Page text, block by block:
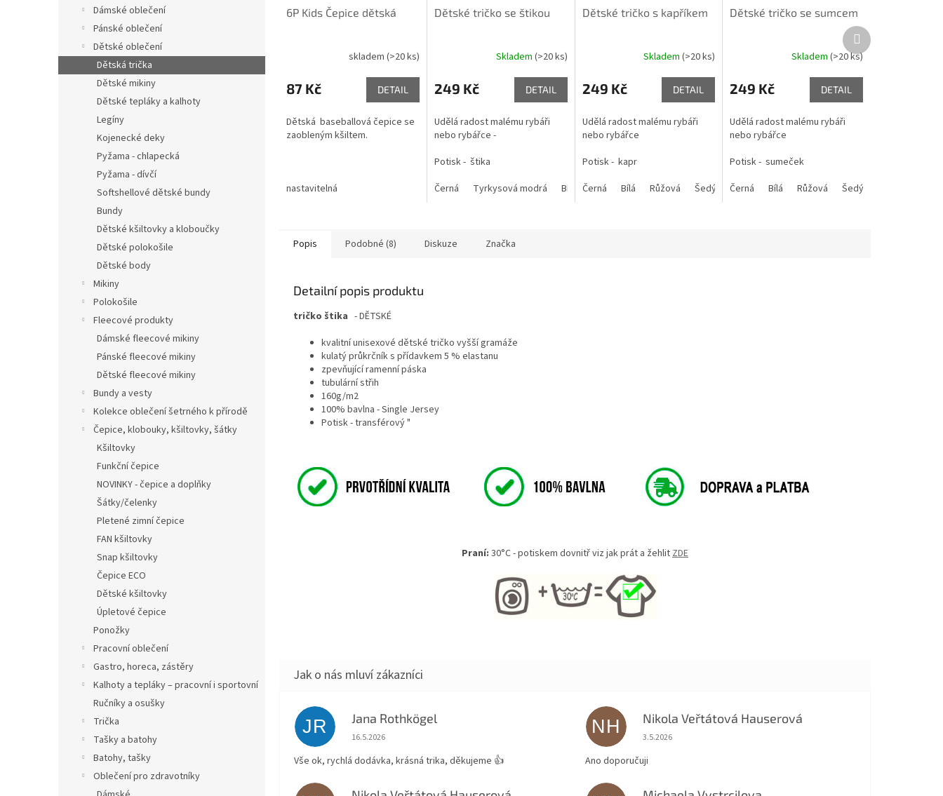
Dámské oblečení
Pánské oblečení
Dětské oblečení
Dětská trička
Dětské mikiny
Dětské tepláky a kalhoty
Legíny
Kojenecké deky
Pyžama - chlapecká
Pyžama - dívčí
Softshellové dětské bundy
Bundy
Dětské kšiltovky a kloboučky
Dětské polokošile
Dětské body
Mikiny
Polokošile
Fleecové produkty
Dámské fleecové mikiny
Pánské fleecové mikiny
Dětské fleecové mikiny
Bundy a vesty
Kolekce oblečení šetrného k přírodě
Čepice, klobouky, kšiltovky, šátky
Kšiltovky
Funkční čepice
NOVINKY - čepice a doplňky
Šátky/čelenky
Pletené zimní čepice
FAN kšiltovky
Snap kšiltovky
Čepice ECO
Dětské kšiltovky
Úpletové čepice
Ponožky
Pracovní oblečení
Gastro, horeca, zástěry
Kalhoty a tepláky – pracovní i sportovní
Ručníky a osušky
Trička
Tašky a batohy
Batohy, tašky
Oblečení pro zdravotníky
6P Kids Čepice dětská
skladem (>20 ks)
87 Kč DETAIL
Dětská baseballová čepice se
zaobleným kšiltem.
nastavitelná
Dětské tričko se štikou
Skladem (>20 ks)
249 Kč DETAIL
Udělá radost malému rybáři
nebo rybářce -
Potisk - štika
Černá
Tyrkysová modrá Bílá Růžová Šedý melír Limetkově zelená Khaki Zelené jablko
Dětské tričko s kapříkem
Skladem(>20 ks)
249 Kč DETAIL
Udělá radost malému rybáři
nebo rybářce
Potisk - kapr
Černá
Bílá Růžová Šedý melír Limetkově zelená Khaki
Dětské tričko se sumcem
produktu
je
z
5
Skladem(>20 ks)
249 Kč DETAIL
Udělá radost malému rybáři
nebo rybářce
Potisk - sumeček
Černá
Bílá Růžová Šedý melír
Další
produkt
Popis Podobné (8) Diskuze Značka
Detailní popis produktu
tričko štika - DĚTSKÉ
kvalitní unisexové dětské tričko vyšší gramáže
kulatý průkrčník s přídavkem 5 % elastanu
zpevňující ramenní páska
tubulární střih
160g/m2
100% bavlna - Single Jersey
Potisk - transférový "
Praní: 30°C - potiskem dovnitř viz jak prát a žehlitZDE
JR Jana Rothkögel
Hodnocení obchodu je 5 z 5 hvězdiček.
16.5.2026
Vše ok, rychlá dodávka, krásná trika, děkujeme 👍
NH Nikola Veřtátová Hauserová
Hodnocení obchodu je 5 z 5 hvězdiček.
3.5.2026
Ano doporučuji